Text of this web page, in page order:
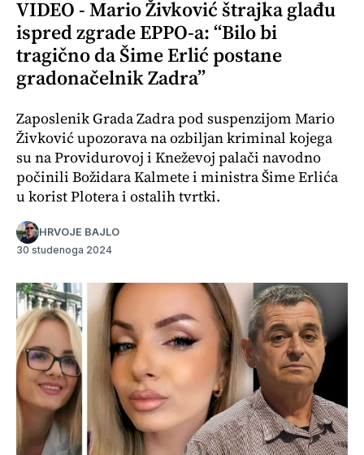
VIDEO - Mario Živković štrajka glađu
ispred zgrade EPPO-a: “Bilo bi
tragično da Šime Erlić postane
gradonačelnik Zadra”
Zaposlenik Grada Zadra pod suspenzijom Mario
Živković upozorava na ozbiljan kriminal kojega
su na Providurovoj i Kneževoj palači navodno
počinili Božidara Kalmete i ministra Šime Erlića
u korist Plotera i ostalih tvrtki.
HRVOJE BAJLO
30 studenoga 2024